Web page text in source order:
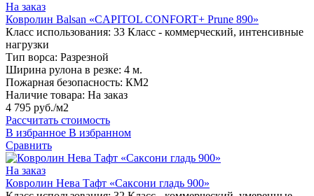
На заказ
Ковролин Balsan «CAPITOL CONFORT+ Prune 890»
Класс использования: 33 Класс - коммерческий, интенсивные
нагрузки
Тип ворса: Разрезной
Ширина рулона в резке: 4 м.
Пожарная безопасность: КМ2
Наличие товара: На заказ
4 795 руб./м2
Рассчитать стоимость
В избранное В избранном
Сравнить
На заказ
Ковролин Нева Тафт «Саксони гладь 900»